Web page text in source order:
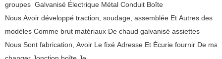
groupes Galvanisé Électrique Métal Conduit Boîte
Nous Avoir développé traction, soudage, assemblée Et Autres des
modèles Comme brut matériaux De chaud galvanisé assiettes
Nous Sont fabrication, Avoir Le fixé Adresse Et Écurie fournir De